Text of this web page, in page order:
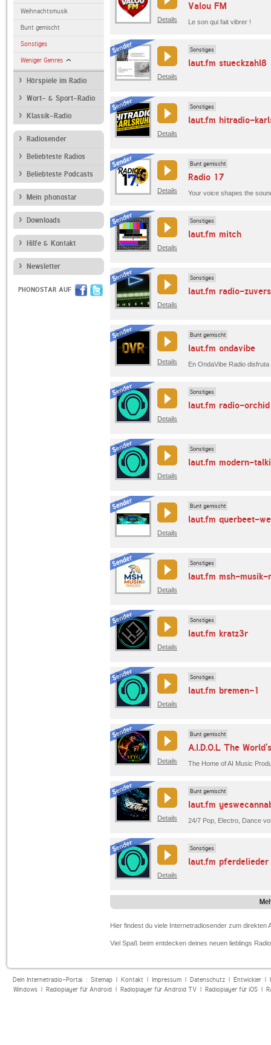
Weihnachtsmusik
Bunt gemischt
Sonstiges
Weniger Genres
Hörspiele im Radio
Wort- & Sport-Radio
Klassik-Radio
Radiosender
Beliebteste Radios
Beliebteste Podcasts
Mein phonostar
Downloads
Hilfe & Kontakt
Newsletter
PHONOSTAR AUF
Details
Valou FM
Le son qui fait vibrer !
Details
Sonstiges
laut.fm stueckzahl8
Details
Sonstiges
laut.fm hitradio-
Details
Bunt gemischt
Radio 17
Details
Sonstiges
laut.fm mitch
Details
Sonstiges
laut.fm radio-
Details
Bunt gemischt
laut.fm ondavibe
Details
Sonstiges
laut.fm radio-orchid
Details
Sonstiges
laut.fm modern-
Details
Bunt gemischt
laut.fm querbeet-
Details
Sonstiges
laut.fm msh-musik-
Details
Sonstiges
laut.fm kratz3r
Details
Sonstiges
laut.fm bremen-1
Details
Bunt gemischt
A.I.D.O.L The
The Home of AI Music
Details
Bunt gemischt
laut.fm
24/7 Pop, Electro, Dance
Details
Sonstiges
laut.fm pferdelieder
Hier findest du viele Internetradiosender zum direkten
Viel Spaß beim entdecken deines neuen lieblings
Dein Internetradio-Portal : Sitemap| Kontakt| Impressum| Datenschutz| Entwickler|
Windows| Radioplayer für Android| Radioplayer für Android TV| Radioplayer für iOS|